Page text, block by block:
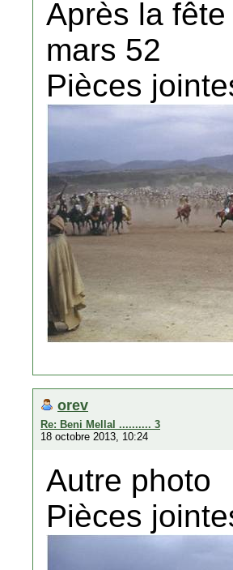
Après la
mars 52
Pièces
orev
Re: Beni Mellal .......... 3
18 octobre 2013, 10:24
Autre photo
Pièces